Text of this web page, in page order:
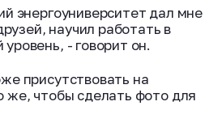
энергоуниверситет дал мне
научил работать в
- говорит он.
присутствовать на
же, чтобы сделать фото для